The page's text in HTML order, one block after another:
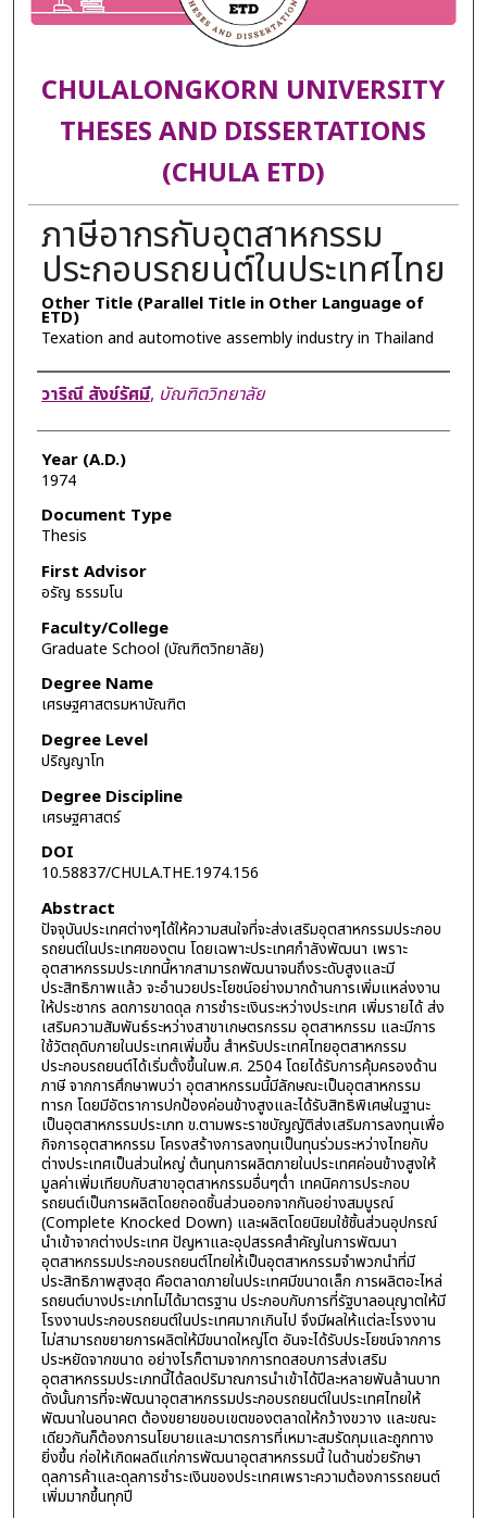
CHULALONGKORN UNIVERSITY
THESES AND DISSERTATIONS
(CHULA ETD)
ภาษีอากรกับอุตสาหกรรม
ประกอบรถยนต์ในประเทศไทย
Other Title (Parallel Title in Other Language of
ETD)
Texation and automotive assembly industry in Thailand
Author
วาริณี สังข์รัศมี, บัณฑิตวิทยาลัย
Year (A.D.)
1974
Document Type
Thesis
First Advisor
อรัญ ธรรมโน
Faculty/College
Graduate School (บัณฑิตวิทยาลัย)
Degree Name
เศรษฐศาสตรมหาบัณฑิต
Degree Level
ปริญญาโท
Degree Discipline
เศรษฐศาสตร์
DOI
10.58837/CHULA.THE.1974.156
Abstract
ปัจจุบันประเทศต่างๆได้ให้ความสนใจที่จะส่งเสริมอุตสาหกรรมประกอบ
รถยนต์ในประเทศของตน โดยเฉพาะประเทศกำลังพัฒนา เพราะ
อุตสาหกรรมประเภทนี้หากสามารถพัฒนาจนถึงระดับสูงและมี
ประสิทธิภาพแล้ว จะอำนวยประโยชน์อย่างมากด้านการเพิ่มแหล่งงาน
ให้ประชากร ลดการขาดดุล การชำระเงินระหว่างประเทศ เพิ่มรายได้ ส่ง
เสริมความสัมพันธ์ระหว่างสาขาเกษตรกรรม อุตสาหกรรม และมีการ
ใช้วัตถุดิบภายในประเทศเพิ่มขึ้น สำหรับประเทศไทยอุตสาหกรรม
ประกอบรถยนต์ได้เริ่มตั้งขึ้นในพ.ศ. 2504 โดยได้รับการคุ้มครองด้าน
ภาษี จากการศึกษาพบว่า อุตสาหกรรมนี้มีลักษณะเป็นอุตสาหกรรม
ทารก โดยมีอัตราการปกป้องค่อนข้างสูงและได้รับสิทธิพิเศษในฐานะ
เป็นอุตสาหกรรมประเภท ข.ตามพระราชบัญญัติส่งเสริมการลงทุนเพื่อ
กิจการอุตสาหกรรม โครงสร้างการลงทุนเป็นทุนร่วมระหว่างไทยกับ
ต่างประเทศเป็นส่วนใหญ่ ต้นทุนการผลิตภายในประเทศค่อนข้างสูงให้
มูลค่าเพิ่มเทียบกับสาขาอุตสาหกรรมอื่นๆต่ำ เทคนิคการประกอบ
รถยนต์เป็นการผลิตโดยถอดชิ้นส่วนออกจากกันอย่างสมบูรณ์
(Complete Knocked Down) และผลิตโดยนิยมใช้ชิ้นส่วนอุปกรณ์
นำเข้าจากต่างประเทศ ปัญหาและอุปสรรคสำคัญในการพัฒนา
อุตสาหกรรมประกอบรถยนต์ไทยให้เป็นอุตสาหกรรมจำพวกนำที่มี
ประสิทธิภาพสูงสุด คือตลาดภายในประเทศมีขนาดเล็ก การผลิตอะไหล่
รถยนต์บางประเภทไม่ได้มาตรฐาน ประกอบกับการที่รัฐบาลอนุญาตให้มี
โรงงานประกอบรถยนต์ในประเทศมากเกินไป จึงมีผลให้แต่ละโรงงาน
ไม่สามารถขยายการผลิตให้มีขนาดใหญ่โต อันจะได้รับประโยชน์จากการ
ประหยัดจากขนาด อย่างไรก็ตามจากการทดสอบการส่งเสริม
อุตสาหกรรมประเภทนี้ได้ลดปริมาณการนำเข้าได้ปีละหลายพันล้านบาท
ดังนั้นการที่จะพัฒนาอุตสาหกรรมประกอบรถยนต์ในประเทศไทยให้
พัฒนาในอนาคต ต้องขยายขอบเขตของตลาดให้กว้างขวาง และขณะ
เดียวกันก็ต้องการนโยบายและมาตรการที่เหมาะสมรัดกุมและถูกทาง
ยิ่งขึ้น ก่อให้เกิดผลดีแก่การพัฒนาอุตสาหกรรมนี้ ในด้านช่วยรักษา
ดุลการค้าและดุลการชำระเงินของประเทศเพราะความต้องการรถยนต์
เพิ่มมากขึ้นทุกปี